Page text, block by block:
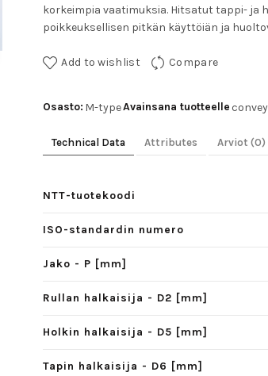
korkeimpia vaatimuksia. Hitsatut tappi- ja
poikkeuksellisen pitkän käyttöiän ja
Add to wishlist Compare
Osasto: M-typeAvainsana tuotteelle
Technical Data Attributes Arviot (0)
NTT-tuotekoodi
ISO-standardin numero
Jako - P [mm]
Rullan halkaisija - D2 [mm]
Holkin halkaisija - D5 [mm]
Tapin halkaisija - D6 [mm]